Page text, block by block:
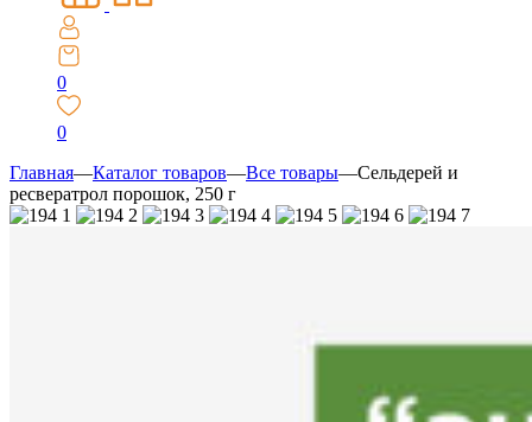
0
0
Главная—Каталог товаров—Все товары—Сельдерей и
ресвератрол порошок, 250 г